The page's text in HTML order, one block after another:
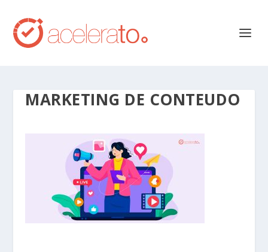
MARKETING DE CONTEUDO